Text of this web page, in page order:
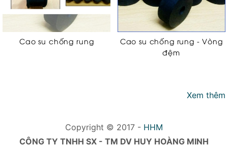
Cao su chống rung
Cao su chống rung - Vòng
đệm
Xem thêm
Copyright © 2017 - HHM
CÔNG TY TNHH SX - TM DV HUY HOÀNG MINH